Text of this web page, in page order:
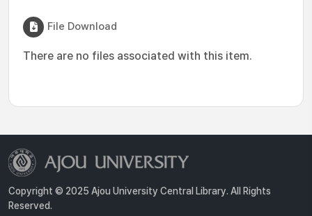
File Download
There are no files associated with this item.
Copyright © 2025 Ajou University Central Library. All Rights
Reserved.